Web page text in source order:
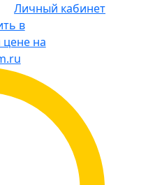
Личный кабинет